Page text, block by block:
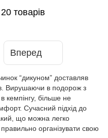
товарів
Вперед
“дикуном” доставляв
Вирушаючи в подорож з
кемпінгу, більше не
Сучасний підхід до
що можна легко
організувати свою